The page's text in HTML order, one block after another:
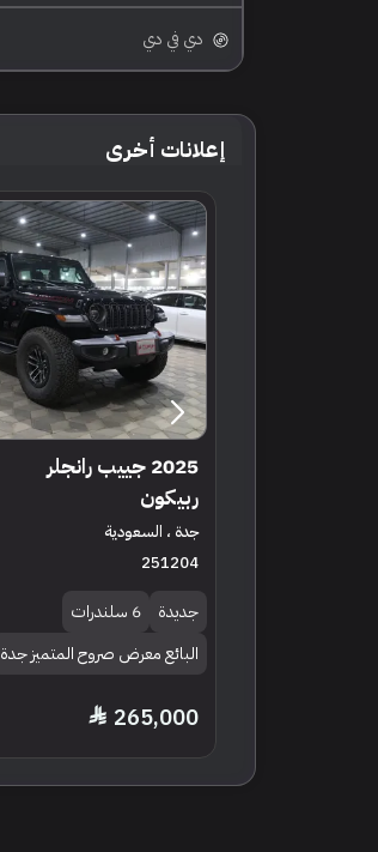
دي في دي
إعلانات أخرى
2025 جييب رانجلر
ربيكون
جدة ، السعودية
251204
جديدة
6 سلندرات
البائع معرض صروح المتميز جدة
265,000